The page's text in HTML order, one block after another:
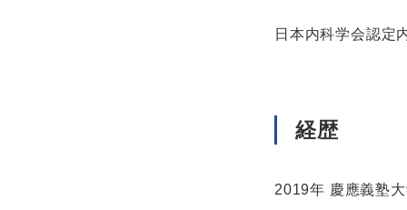
日本内科学会認定
経歴
2019年 慶應義塾